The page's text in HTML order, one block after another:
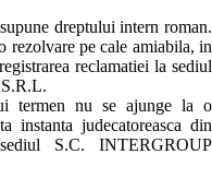
dreptului intern roman.
rezolvare pe cale amiabila, in
reclamatiei la sediul
termen nu se ajunge la o
instanta judecatoreasca din
S.C. INTERGROUP